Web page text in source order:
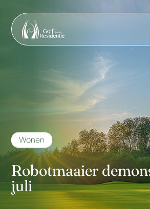
Wonen
Robotmaaier
juli